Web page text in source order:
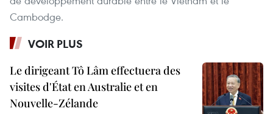
Cambodge.
VOIR PLUS
Le dirigeant Tô Lâm effectuera des
visites d'État en Australie et en
Nouvelle-Zélande